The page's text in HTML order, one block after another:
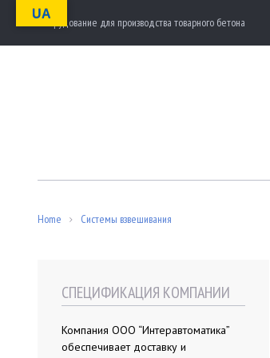
Оборудование для производства товарного бетона
Home Системы взвешивания
СПЕЦИФИКАЦИЯ КОМПАНИИ
Компания ООО “Интеравтоматика”
обеспечивает доставку и
UA